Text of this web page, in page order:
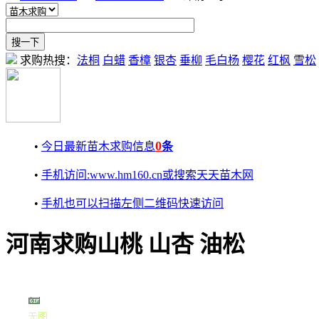
求购热搜： 法桐 白蜡 香樟 银杏 垂柳 毛白杨 樱花 红枫 雪松
• 今日最新苗木求购信息0条
• 手机访问:www.hm160.cn或搜索天天苗木网
• 手机也可以扫描左侧二维码快速访问
河南求购山桃 山杏 油松